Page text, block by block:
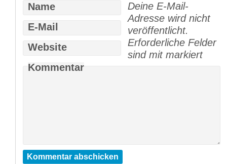
Deine E-Mail-
Adresse wird nicht
veröffentlicht.
Erforderliche Felder
sind mit markiert
Name
E-Mail
Website
Kommentar